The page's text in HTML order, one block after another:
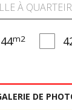
À
m2
DE